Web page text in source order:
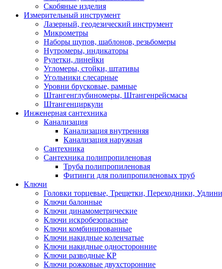
Скобяные изделия
Измерительный инструмент
Лазерный, геодезический инструмент
Микрометры
Наборы щупов, шаблонов, резьбомеры
Нутромеры, индикаторы
Рулетки, линейки
Угломеры, стойки, штативы
Угольники слесарные
Уровни брусковые, рамные
Штангенглубиномеры, Штангенрейсмасы
Штангенциркули
Инженерная сантехника
Канализация
Канализация внутренняя
Канализация наружная
Сантехника
Сантехника полипропиленовая
Труба полипропиленовая
Фитинги для полипропиленовых труб
Ключи
Головки торцевые, Трещетки, Переходники,
Ключи балонные
Ключи динамометрические
Ключи искробезопасные
Ключи комбинированные
Ключи накидные коленчатые
Ключи накидные односторонние
Ключи разводные КР
Ключи рожковые двухсторонние